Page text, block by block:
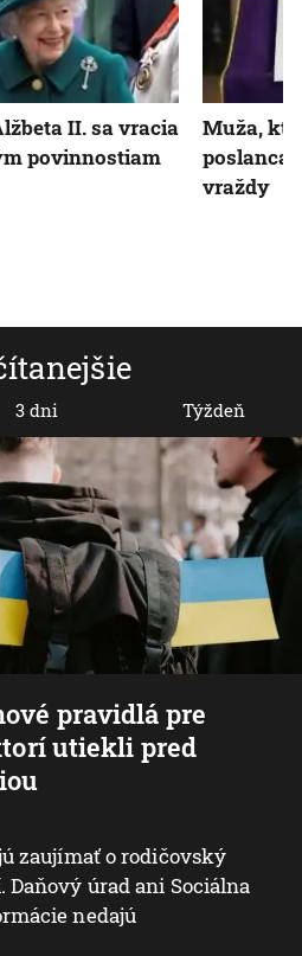
pravidlá pre
utiekli pred
zaujímať o rodičovský
Daňový úrad ani Sociálna
nedajú
3 dni Týždeň
II. sa vracia
povinnostiam
Muža,
poslanca
vraždy